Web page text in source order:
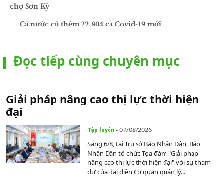
chợ Sơn Kỳ
Cả nước có thêm 22.804 ca Covid-19 mới
Đọc tiếp cùng chuyên mục
Giải pháp nâng cao thị lực thời hiện
đại
Tập luyện - 07/08/2026
Sáng 6/8, tại Trụ sở Báo Nhân Dân, Báo
Nhân Dân tổ chức Tọa đàm "Giải pháp
nâng cao thị lực thời hiện đại" với sự tham
dự của đại diện Cơ quan quản lý...